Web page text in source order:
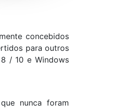
concebidos
para outros
/ 10 e Windows
nunca foram